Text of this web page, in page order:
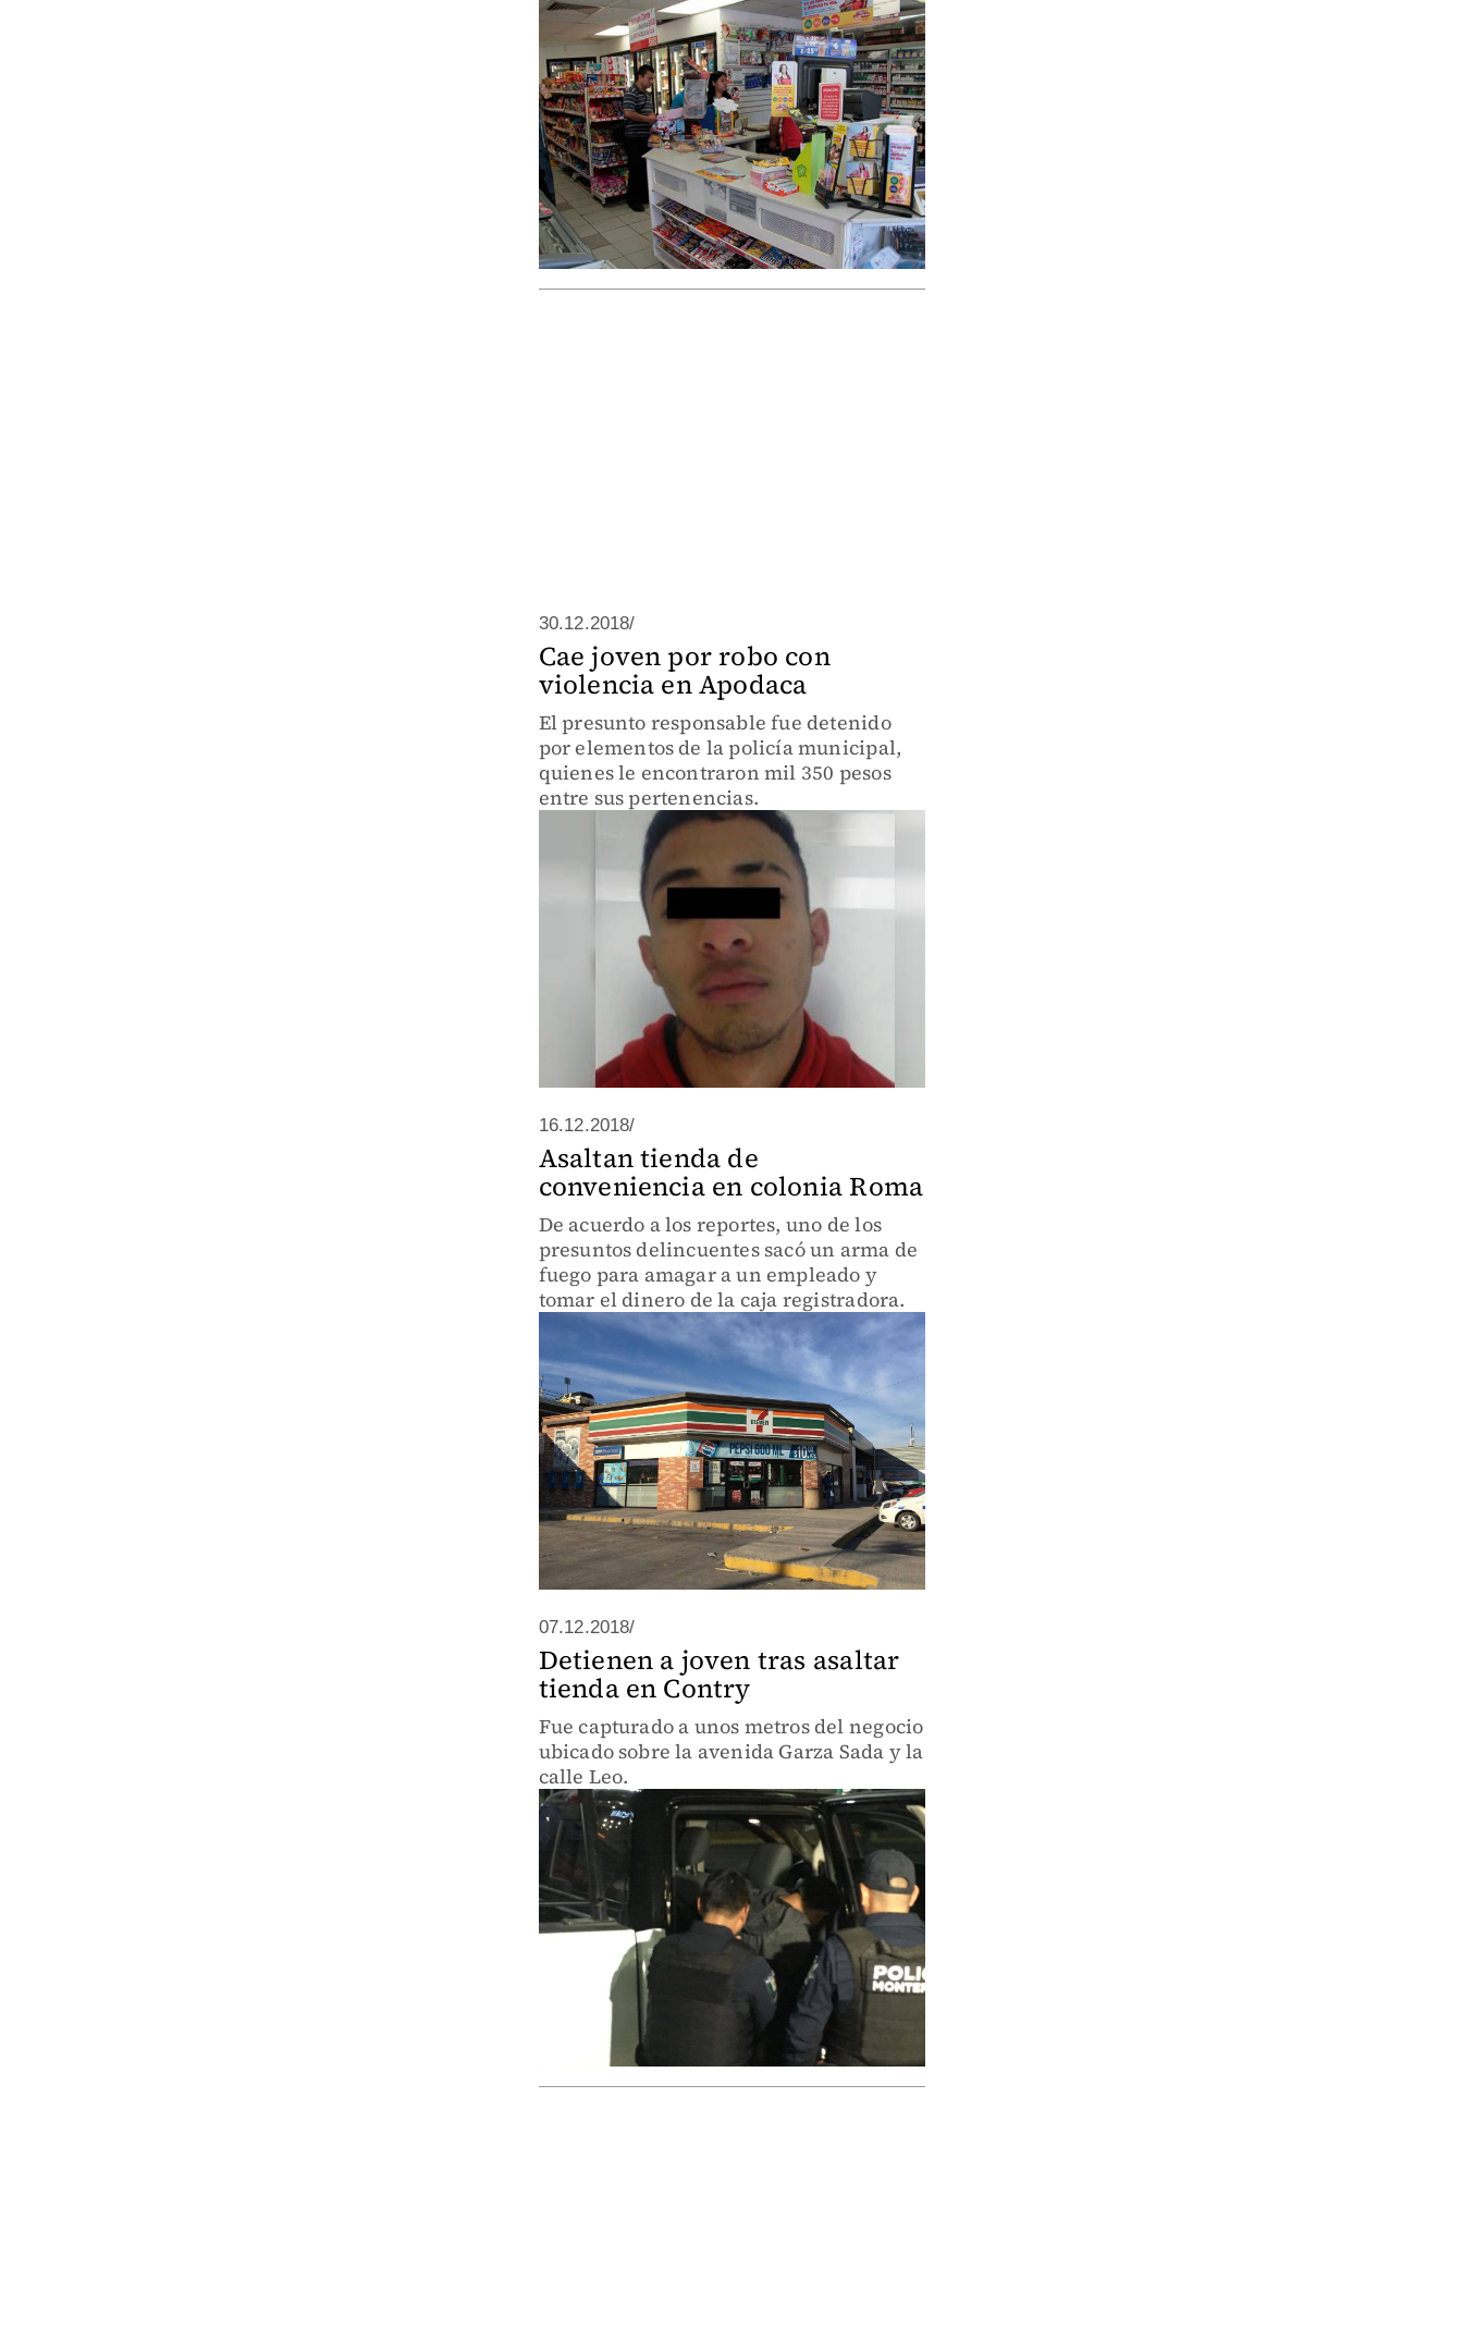
30.12.2018/
Cae joven por robo con
violencia en Apodaca
El presunto responsable fue detenido
por elementos de la policía municipal,
quienes le encontraron mil 350 pesos
entre sus pertenencias.
16.12.2018/
Asaltan tienda de
conveniencia en colonia Roma
De acuerdo a los reportes, uno de los
presuntos delincuentes sacó un arma de
fuego para amagar a un empleado y
tomar el dinero de la caja registradora.
07.12.2018/
Detienen a joven tras asaltar
tienda en Contry
Fue capturado a unos metros del negocio
ubicado sobre la avenida Garza Sada y la
calle Leo.